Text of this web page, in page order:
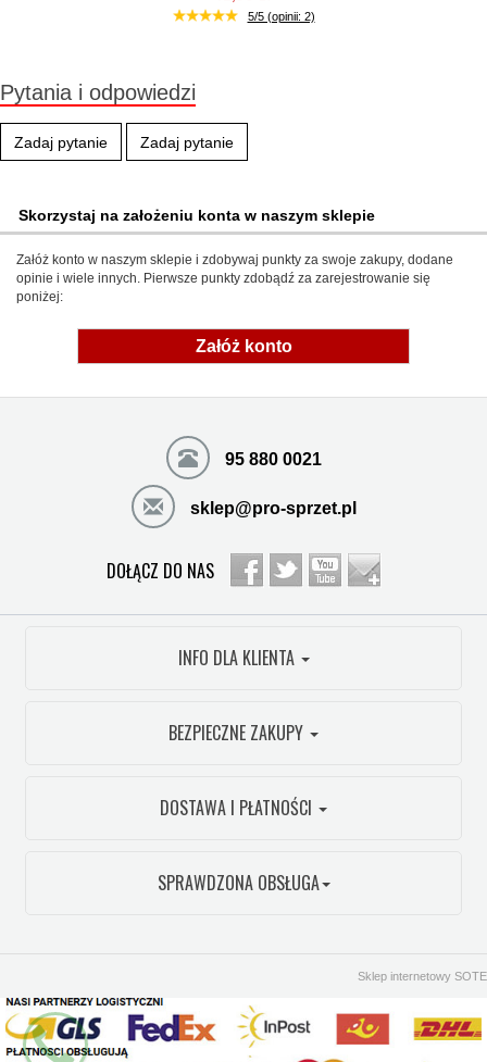
Produkt wycofany
5/5 (opinii: 2)
Pytania i odpowiedzi
Zadaj pytanie Zadaj pytanie
Skorzystaj na założeniu konta w naszym sklepie
Załóż konto w naszym sklepie i zdobywaj punkty za swoje zakupy, dodane
opinie i wiele innych. Pierwsze punkty zdobądź za zarejestrowanie się
poniżej:
Załóż konto
95 880 0021
sklep@pro-sprzet.pl
DOŁĄCZ DO NAS
INFO DLA KLIENTA
BEZPIECZNE ZAKUPY
DOSTAWA I PŁATNOŚCI
SPRAWDZONA OBSŁUGA
Sklep internetowy SOTE